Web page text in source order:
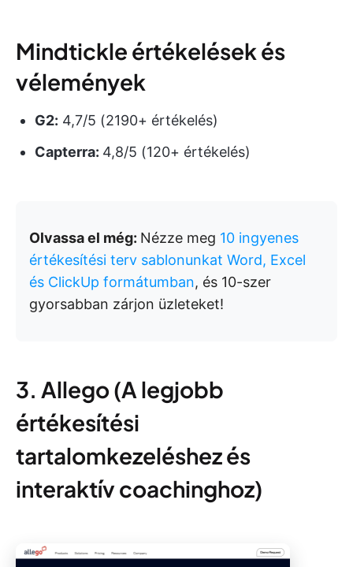
Mindtickle értékelések és
vélemények
G2: 4,7/5 (2190+ értékelés)
Capterra: 4,8/5 (120+ értékelés)
Olvassa el még: Nézze meg 10 ingyenes
értékesítési terv sablonunkat Word, Excel
és ClickUp formátumban, és 10-szer
gyorsabban zárjon üzleteket!
3. Allego (A legjobb
értékesítési
tartalomkezeléshez és
interaktív coachinghoz)